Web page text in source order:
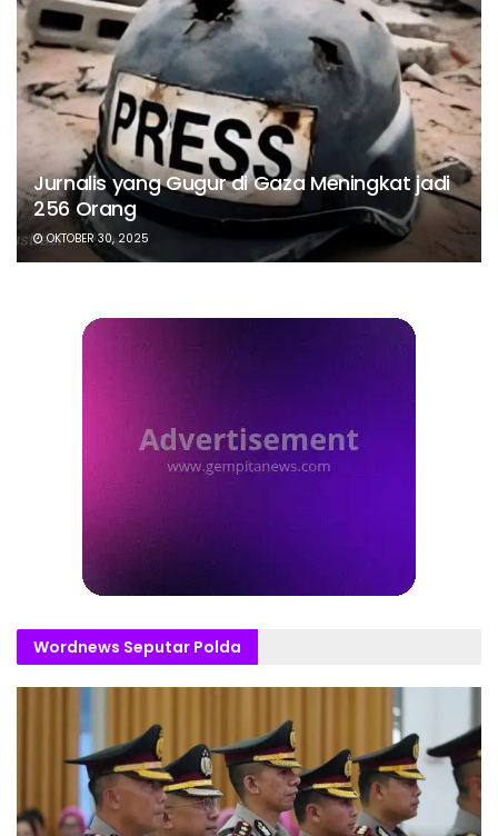
Jurnalis yang Gugur di Gaza Meningkat jadi
256 Orang
OKTOBER 30, 2025
Wordnews Seputar Polda